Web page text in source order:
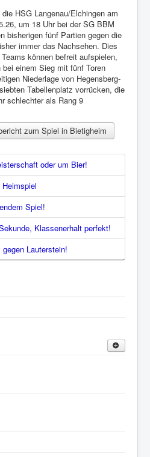
HSG Langenau/Elchingen am
um 18 Uhr bei der SG BBM
bisherigen fünf Partien gegen die
immer das Nachsehen. Dies
können befreit aufspielen,
einem Sieg mit fünf Toren
Niederlage von Hegensberg-
Tabellenplatz vorrücken, die
schlechter als Rang 9
zum Spiel in Bietigheim
oder um Bier!
Spiel!
Klassenerhalt perfekt!
Lauterstein!